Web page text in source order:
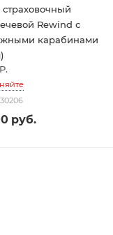
Rewind с
карабинами
руб.